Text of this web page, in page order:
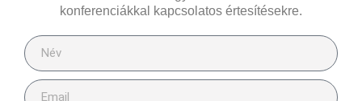
konferenciákkal kapcsolatos értesítésekre.